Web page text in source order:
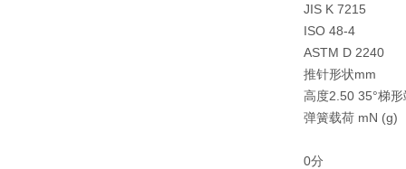
JIS K 7215
ISO 48-4
ASTM D 2240
推针形状mm
高度2.50 35°梯
弹簧载荷 mN (g)
0分